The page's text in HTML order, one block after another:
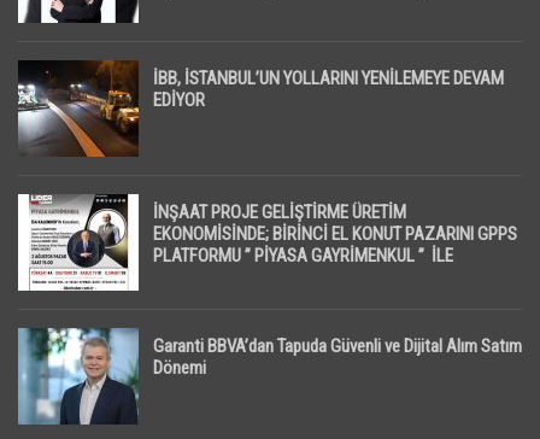
İBB, İSTANBUL’UN YOLLARINI YENİLEMEYE DEVAM
EDİYOR
İNŞAAT PROJE GELİŞTİRME ÜRETİM
EKONOMİSİNDE; BİRİNCİ EL KONUT PAZARINI GPPS
PLATFORMU ” PİYASA GAYRİMENKUL ” İLE
Garanti BBVA’dan Tapuda Güvenli ve Dijital Alım Satım
Dönemi